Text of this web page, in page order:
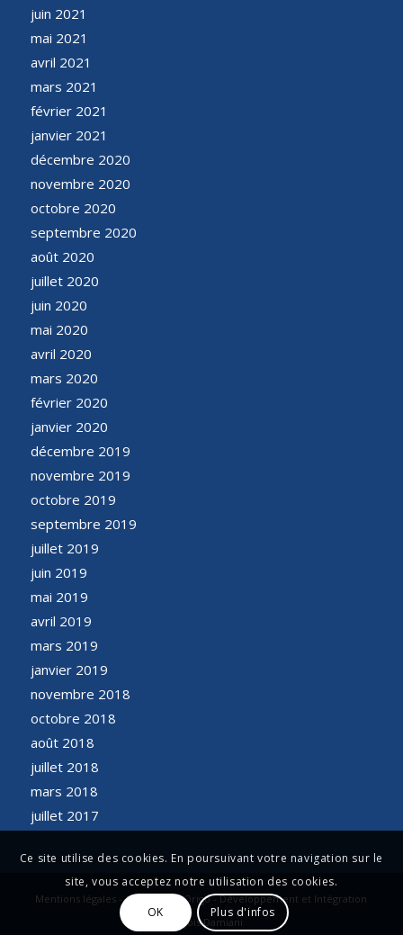
juin 2021
mai 2021
avril 2021
mars 2021
février 2021
janvier 2021
décembre 2020
novembre 2020
octobre 2020
septembre 2020
août 2020
juillet 2020
juin 2020
mai 2020
avril 2020
mars 2020
février 2020
janvier 2020
décembre 2019
novembre 2019
octobre 2019
septembre 2019
juillet 2019
juin 2019
mai 2019
avril 2019
mars 2019
janvier 2019
novembre 2018
octobre 2018
août 2018
juillet 2018
mars 2018
juillet 2017
Mentions légales - Conception Origo - Développement et Intégration
François Damiani
Ce site utilise des cookies. En poursuivant votre navigation sur le
site, vous acceptez notre utilisation des cookies.
OK Plus d'infos